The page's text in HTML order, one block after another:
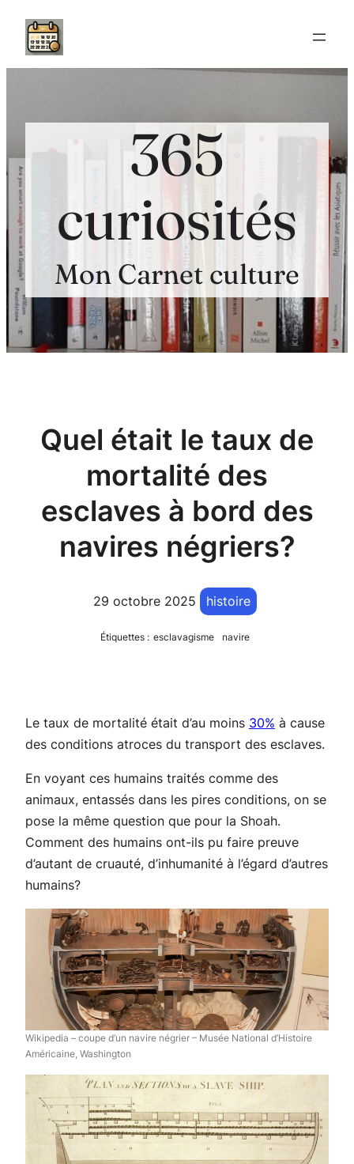
Aller
contenu
365
curiosités
Mon Carnet culture
Quel était le taux de
mortalité des
esclaves à bord des
navires négriers?
29 octobre 2025 histoire
Étiquettes : esclavagisme navire
Le taux de mortalité était d’au moins 30% à cause
des conditions atroces du transport des esclaves.
En voyant ces humains traités comme des
animaux, entassés dans les pires conditions, on se
pose la même question que pour la Shoah.
Comment des humains ont-ils pu faire preuve
d’autant de cruauté, d’inhumanité à l’égard d’autres
humains?
Wikipedia – coupe d’un navire négrier – Musée National d’Histoire
Américaine, Washington